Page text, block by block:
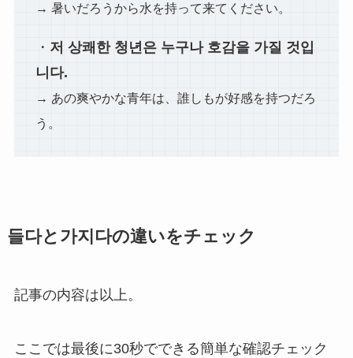
→ 暑いだろうから水を持って来てください。
・ 저 상쾌한 청년은 누구나 호감을 가질 것입
니다.
→ あの爽やかな青年は、誰しもが好感を持つだろ
う。
들다と가지다の違いをチェック
記事の内容は以上。
ここでは最後に30秒でできる簡単な確認チェック